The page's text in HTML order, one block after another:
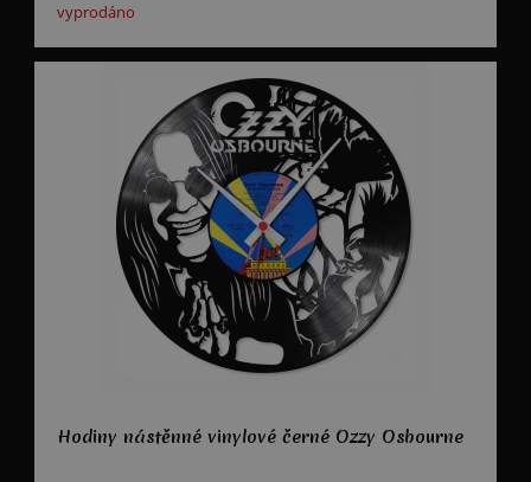
vyprodáno
Hodiny nástěnné vinylové černé Ozzy Osbourne